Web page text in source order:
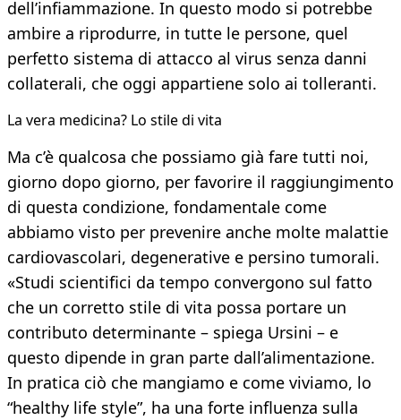
dell’infiammazione. In questo modo si potrebbe
ambire a riprodurre, in tutte le persone, quel
perfetto sistema di attacco al virus senza danni
collaterali, che oggi appartiene solo ai tolleranti.
La vera medicina? Lo stile di vita
Ma c’è qualcosa che possiamo già fare tutti noi,
giorno dopo giorno, per favorire il raggiungimento
di questa condizione, fondamentale come
abbiamo visto per prevenire anche molte malattie
cardiovascolari, degenerative e persino tumorali.
«Studi scientifici da tempo convergono sul fatto
che un corretto stile di vita possa portare un
contributo determinante – spiega Ursini – e
questo dipende in gran parte dall’alimentazione.
In pratica ciò che mangiamo e come viviamo, lo
“healthy life style”, ha una forte influenza sulla